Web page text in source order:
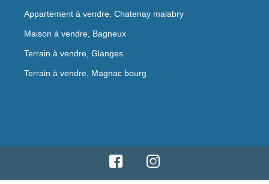
Appartement à vendre, Chatenay malabry
Maison à vendre, Bagneux
Terrain à vendre, Glanges
Terrain à vendre, Magnac bourg